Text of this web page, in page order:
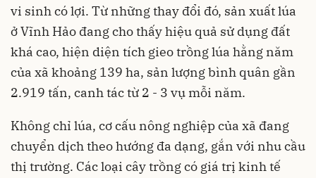
vi sinh có lợi. Từ những thay đổi đó, sản xuất lúa
ở Vĩnh Hảo đang cho thấy hiệu quả sử dụng đất
khá cao, hiện diện tích gieo trồng lúa hằng năm
của xã khoảng 139 ha, sản lượng bình quân gần
2.919 tấn, canh tác từ 2 - 3 vụ mỗi năm.
Không chỉ lúa, cơ cấu nông nghiệp của xã đang
chuyển dịch theo hướng đa dạng, gắn với nhu cầu
thị trường. Các loại cây trồng có giá trị kinh tế